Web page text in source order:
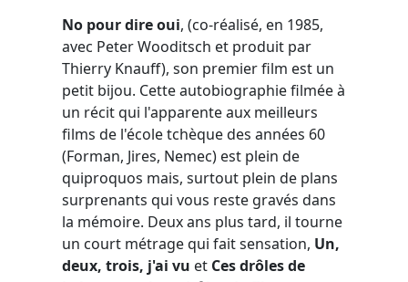
No pour dire oui, (co-réalisé, en 1985,
avec Peter Wooditsch et produit par
Thierry Knauff), son premier film est un
petit bijou. Cette autobiographie filmée à
un récit qui l'apparente aux meilleurs
films de l'école tchèque des années 60
(Forman, Jires, Nemec) est plein de
quiproquos mais, surtout plein de plans
surprenants qui vous reste gravés dans
la mémoire. Deux ans plus tard, il tourne
un court métrage qui fait sensation, Un,
deux, trois, j'ai vu et Ces drôles de